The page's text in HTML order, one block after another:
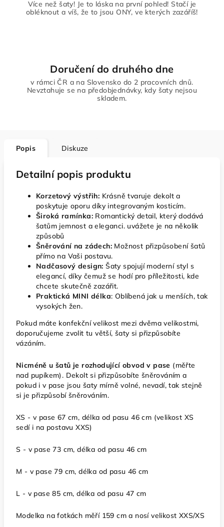
Více než šaty! Je to láska na první pohled! Stačí je
obléknout a víš, že to jsou ONY, ve kterých zazáříš!
Doručení do druhého dne
v rámci ČR a na Slovensko do 2 pracovních dnů.
Nevztahuje se na předobjednávky, kdy šaty nejsou
skladem.
Popis Diskuze
Detailní popis produktu
Korzetový výstřih: Krásně tvaruje dekolt a
poskytuje oporu díky integrovaným kosticím.
Široká ramínka: Romantický detail, který dodává
šatům jemnost a eleganci. uvážete je na několik
způsobů
Šněrování na zádech: Možnost přizpůsobení šatů
přímo na Vaši postavu.
Nadčasový design: Šaty spojují moderní styl s
elegancí, díky čemuž se hodí pro příležitosti, kde
chcete skutečně zazářit.
Praktická MINI délka: Oblíbená jak u menších, tak
vysokých žen.
Pokud máte konfekční velikost mezi dvěma velikostmi,
doporučujeme zvolit tu větší, šaty si přizpůsobíte
vázáním.
Nicméně u šatů je rozhodující obvod v pase (měřte
nad pupíkem). Dekolt si přizpůsobíte šněrováním a
pokud i v pase jsou šaty mírně volné, nevadí, tak stejně
si je přizpůsobí šněrováním.
XS - v pase 67 cm, délka od pasu 46 cm (velikost XS
sedí i na postavu XXS)
S - v pase 73 cm, délka od pasu 46 cm
M - v pase 79 cm, délka od pasu 46 cm
L - v pase 85 cm, délka od pasu 47 cm
Modelka na fotkách měří 159 cm a nosí velikost XXS/XS